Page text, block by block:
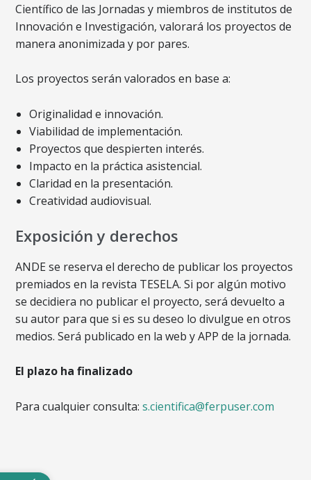
Científico de las Jornadas y miembros de institutos de
Innovación e Investigación, valorará los proyectos de
manera anonimizada y por pares.
Los proyectos serán valorados en base a:
Originalidad e innovación.
Viabilidad de implementación.
Proyectos que despierten interés.
Impacto en la práctica asistencial.
Claridad en la presentación.
Creatividad audiovisual.
Exposición y derechos
ANDE se reserva el derecho de publicar los proyectos
premiados en la revista TESELA. Si por algún motivo
se decidiera no publicar el proyecto, será devuelto a
su autor para que si es su deseo lo divulgue en otros
medios. Será publicado en la web y APP de la jornada.
El plazo ha finalizado
Para cualquier consulta:s.cientifica@ferpuser.com